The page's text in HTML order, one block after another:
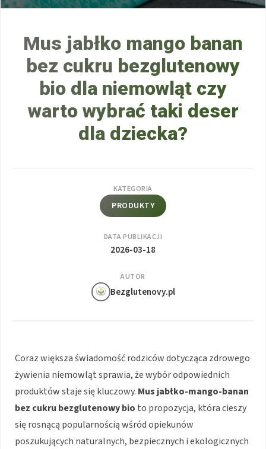
Mus jabłko mango banan
bez cukru bezglutenowy
bio dla niemowląt czy
warto wybrać taki deser
dla dziecka?
KATEGORIA
PRODUKTY
DATA PUBLIKACJI
2026-03-18
AUTOR
Bezglutenovy.pl
Coraz większa świadomość rodziców dotycząca zdrowego
żywienia niemowląt sprawia, że wybór odpowiednich
produktów staje się kluczowy. Mus jabłko-mango-banan
bez cukru bezglutenowy bio to propozycja, która cieszy
się rosnącą popularnością wśród opiekunów
poszukujących naturalnych, bezpiecznych i ekologicznych